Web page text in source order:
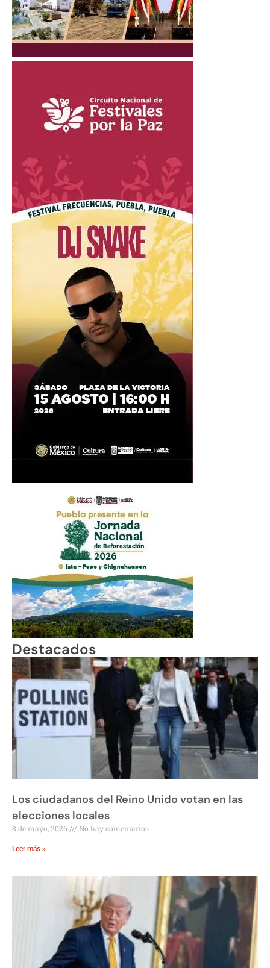
Destacados
Los ciudadanos del Reino Unido votan en las
elecciones locales
8 de mayo, 2026 No hay comentarios
Leer más »